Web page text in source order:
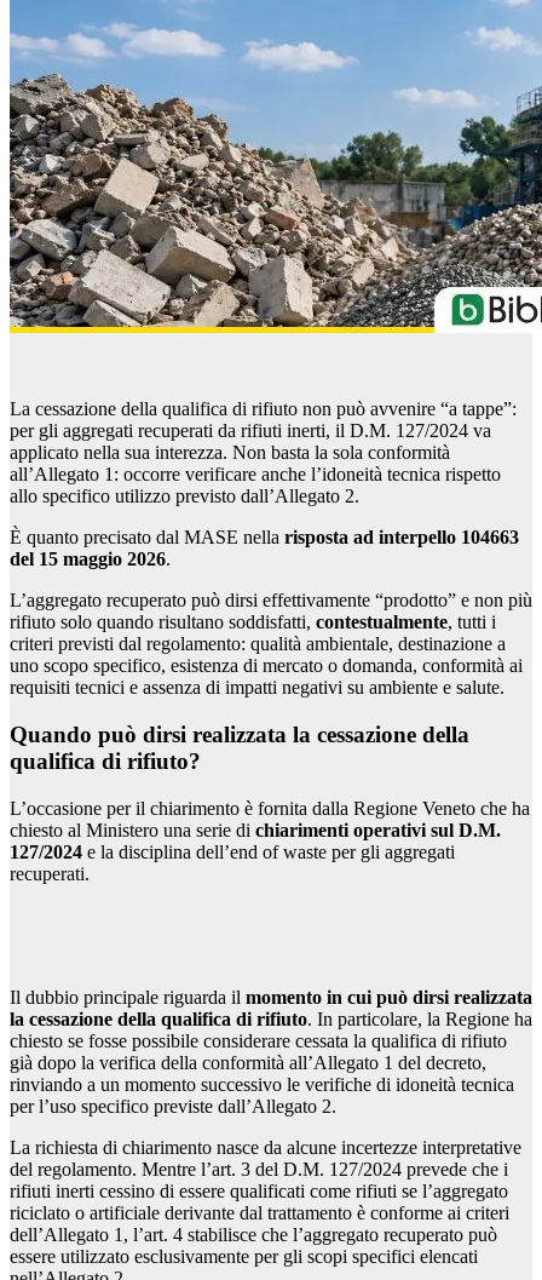
La cessazione della qualifica di rifiuto non può avvenire “a tappe”:
per gli aggregati recuperati da rifiuti inerti, il D.M. 127/2024 va
applicato nella sua interezza. Non basta la sola conformità
all’Allegato 1: occorre verificare anche l’idoneità tecnica rispetto
allo specifico utilizzo previsto dall’Allegato 2.
È quanto precisato dal MASE nella risposta ad interpello 104663
del 15 maggio 2026.
L’aggregato recuperato può dirsi effettivamente “prodotto” e non più
rifiuto solo quando risultano soddisfatti, contestualmente, tutti i
criteri previsti dal regolamento: qualità ambientale, destinazione a
uno scopo specifico, esistenza di mercato o domanda, conformità ai
requisiti tecnici e assenza di impatti negativi su ambiente e salute.
Quando può dirsi realizzata la cessazione della
qualifica di rifiuto?
L’occasione per il chiarimento è fornita dalla Regione Veneto che ha
chiesto al Ministero una serie di chiarimenti operativi sul D.M.
127/2024 e la disciplina dell’end of waste per gli aggregati
recuperati.
Il dubbio principale riguarda il momento in cui può dirsi realizzata
la cessazione della qualifica di rifiuto. In particolare, la Regione ha
chiesto se fosse possibile considerare cessata la qualifica di rifiuto
già dopo la verifica della conformità all’Allegato 1 del decreto,
rinviando a un momento successivo le verifiche di idoneità tecnica
per l’uso specifico previste dall’Allegato 2.
La richiesta di chiarimento nasce da alcune incertezze interpretative
del regolamento. Mentre l’art. 3 del D.M. 127/2024 prevede che i
rifiuti inerti cessino di essere qualificati come rifiuti se l’aggregato
riciclato o artificiale derivante dal trattamento è conforme ai criteri
dell’Allegato 1, l’art. 4 stabilisce che l’aggregato recuperato può
essere utilizzato esclusivamente per gli scopi specifici elencati